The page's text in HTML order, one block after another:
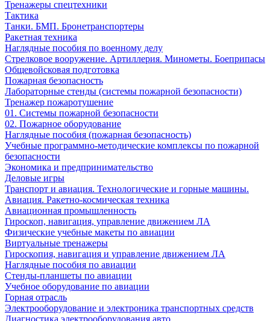
Тренажеры спецтехники
Тактика
Танки. БМП. Бронетранспортеры
Ракетная техника
Наглядные пособия по военному делу
Стрелковое вооружение. Артиллерия. Минометы. Боеприпасы
Общевойсковая подготовка
Пожарная безопасность
Лабораторные стенды (системы пожарной безопасности)
Тренажер пожаротушение
01. Системы пожарной безопасности
02. Пожарное оборудование
Наглядные пособия (пожарная безопасность)
Учебные программно-методические комплексы по пожарной
безопасности
Экономика и предпринимательство
Деловые игры
Транспорт и авиация. Технологические и горные машины.
Авиация. Ракетно-космическая техника
Авиационная промышленность
Гироскоп, навигация, управление движением ЛА
Физические учебные макеты по авиации
Виртуальные тренажеры
Гироскопия, навигация и управление движением ЛА
Наглядные пособия по авиации
Стенды-планшеты по авиации
Учебное оборудование по авиации
Горная отрасль
Электрооборудование и электроника транспортных средств
Диагностика электрооборудования авто